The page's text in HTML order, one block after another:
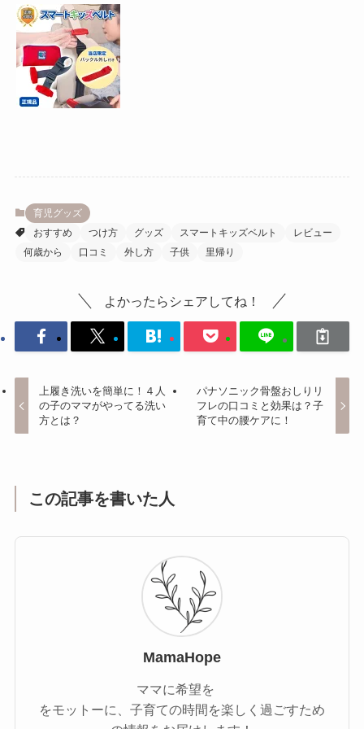
育児グッズ
おすすめ
つけ方 グッズ スマートキッズベルト
レビュー
何歳から
口コミ 外し方 子供 里帰り
よかったらシェアしてね！
上履き洗いを簡単に！４人
の子のママがやってる洗い
方とは？
パナソニック骨盤おしりリ
フレの口コミと効果は？子
育て中の腰ケアに！
この記事を書いた人
MamaHope
ママに希望を
をモットーに、子育ての時間を楽しく過ごすため